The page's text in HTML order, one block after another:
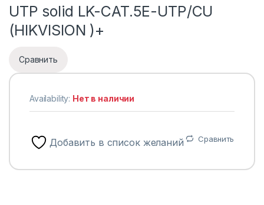
UTP solid LK-CAT.5E-UTP/CU
(HIKVISION )+
Сравнить
Availability: Нет в наличии
Добавить в список желаний Сравнить